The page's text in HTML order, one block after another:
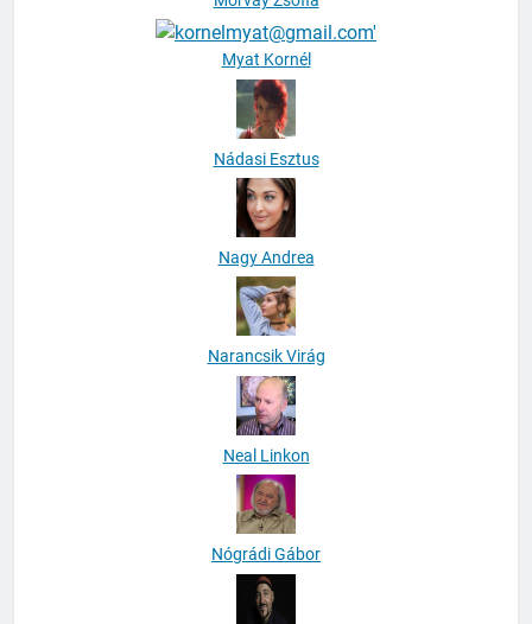
Myat Kornél
Nádasi Esztus
Nagy Andrea
Narancsik Virág
Neal Linkon
Nógrádi Gábor